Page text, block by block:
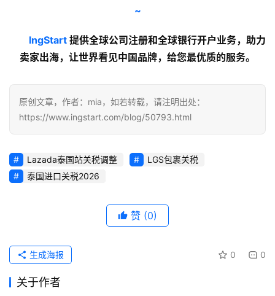
~
lngStart 提供全球公司注册和全球银行开户业务，助力
卖家出海，让世界看见中国品牌，给您最优质的服务。
原创文章，作者：mia，如若转载，请注明出处：
https://www.ingstart.com/blog/50793.html
Lazada泰国站关税调整
LGS包裹关税
泰国进口关税2026
赞 (0)
0 0
生成海报
关于作者